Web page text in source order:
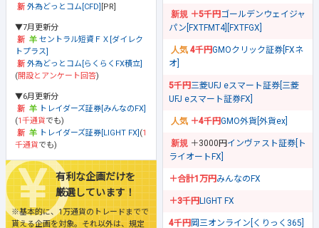
外為どっとコム[CFD] [PR]
▼7月更新分
セントラル短資ＦＸ[ダイレク
トプラス]
外為どっとコム[らくらくFX積立]
(開設とアンケート回答)
▼6月更新分
トレイダーズ証券[みんなのFX]
(1千通貨でも)
トレイダーズ証券[LIGHT FX] (1
千通貨でも)
有利な企画だけを
厳選しています！
※基本的に、1万通貨のトレードまでで
貰える企画を対象。それ以外は、規定
＋5千円ゴールデンウェイジャ
パン[FXTFMT4][FXTFGX]
4千円GMOクリック証券[FXネ
オ]
5千円三菱UFJ eスマート証券[三菱
UFJ eスマート証券FX]
＋4千円GMO外貨[外貨ex]
＋3000円 インヴァスト証券[ト
ライオートFX]
＋合計1万円みんなのFX
＋3千円LIGHT FX
4千円岡三オンライン[くりっく365]